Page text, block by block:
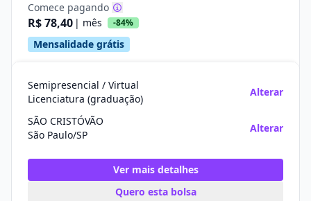
Comece pagando
R$ 78,40 | mês -84%
Mensalidade grátis
Semipresencial / Virtual
Licenciatura (graduação)
Alterar
SÃO CRISTÓVÃO
São Paulo/SP
Alterar
Ver mais detalhes
Quero esta bolsa